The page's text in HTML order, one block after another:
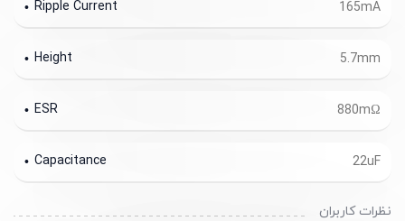
165mA
Ripple Current
5.7mm
Height
880mΩ
ESR
22uF
Capacitance
نظرات کاربران